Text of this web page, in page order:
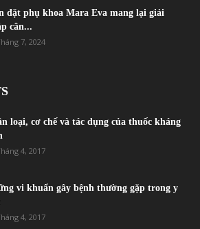
đặt phụ khoa Mara Eva mang lại giải
cân...
7, 2024
loại, cơ chế và tác dụng của thuốc kháng
4, 2017
vi khuẩn gây bệnh thường gặp trong y
4, 2017